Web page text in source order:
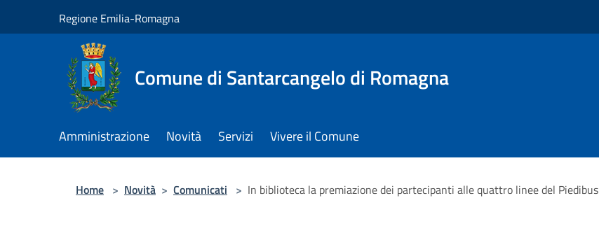
Regione Emilia-Romagna
Comune di Santarcangelo di Romagna
Amministrazione Novità Servizi Vivere il Comune
Home > Novità > Comunicati > In biblioteca la premiazione dei partecipanti alle quattro linee del Piedibus